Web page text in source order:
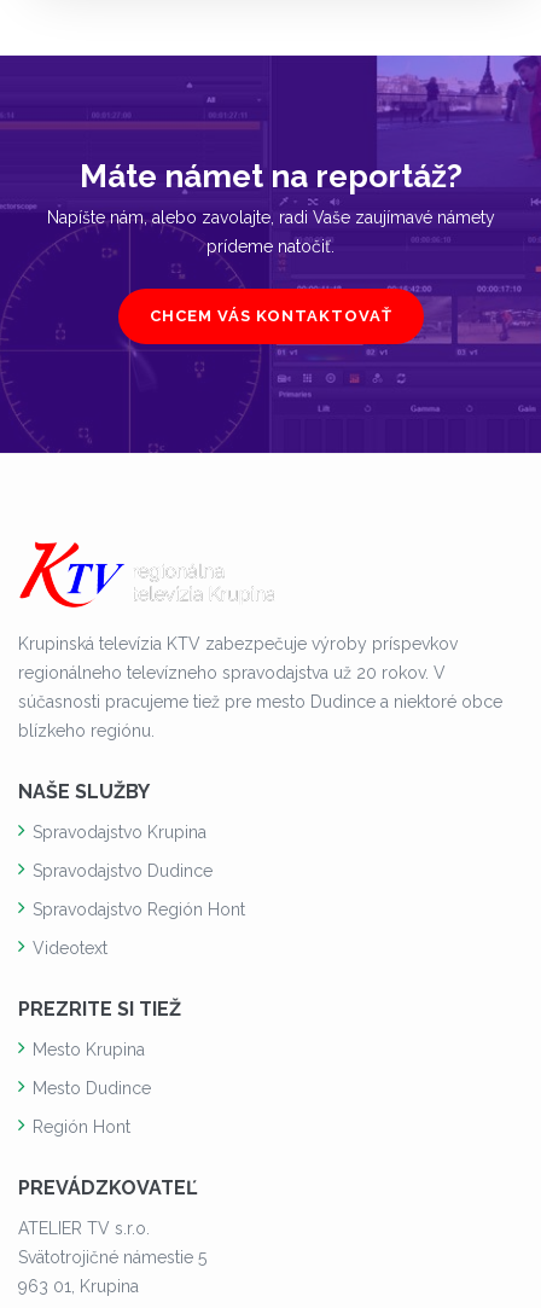
Máte námet na reportáž?
Napíšte nám, alebo zavolajte, radi Vaše zaujímavé námety
prídeme natočiť.
CHCEM VÁS KONTAKTOVAŤ
Krupinská televízia KTV zabezpečuje výroby príspevkov
regionálneho televízneho spravodajstva už 20 rokov. V
súčasnosti pracujeme tiež pre mesto Dudince a niektoré obce
blízkeho regiónu.
NAŠE SLUŽBY
Spravodajstvo Krupina
Spravodajstvo Dudince
Spravodajstvo Región Hont
Videotext
PREZRITE SI TIEŽ
Mesto Krupina
Mesto Dudince
Región Hont
PREVÁDZKOVATEĽ
ATELIER TV s.r.o.
Svätotrojičné námestie 5
963 01, Krupina